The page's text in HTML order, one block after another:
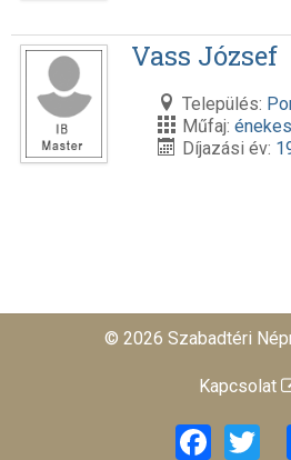
Vass József
Település:
Műfaj: énekes
Díjazási év:
© 2026 Szabadtéri
Kapcsolat